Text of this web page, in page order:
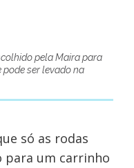
pela Maira para
pode ser levado na
só as rodas
para um carrinho